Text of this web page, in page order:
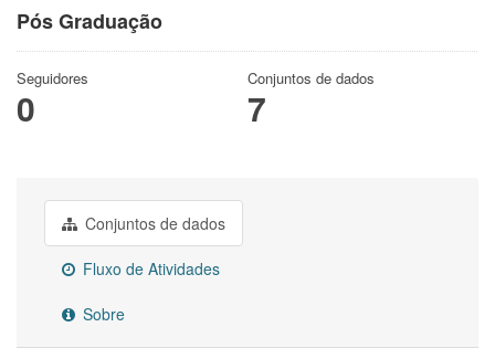
Pós Graduação
Seguidores
0
Conjuntos de dados
7
Conjuntos de dados
Fluxo de Atividades
Sobre